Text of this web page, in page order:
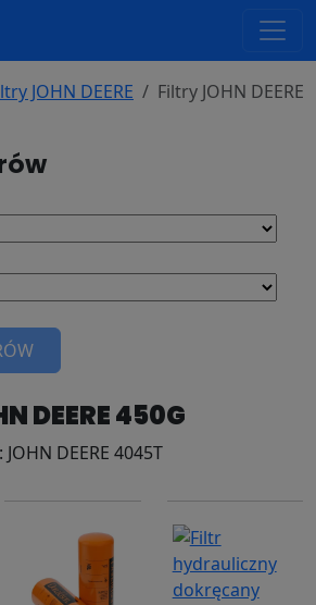
JOHN DEERE Filtry JOHN DEERE
DEERE 450G
DEERE 4045T